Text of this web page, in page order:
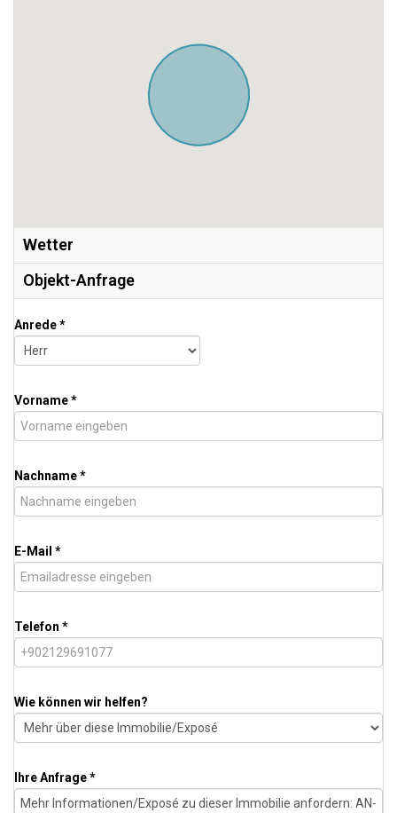
Wetter
Objekt-Anfrage
Anrede *
Vorname *
Nachname *
E-Mail *
Telefon *
Wie können wir helfen?
Ihre Anfrage *